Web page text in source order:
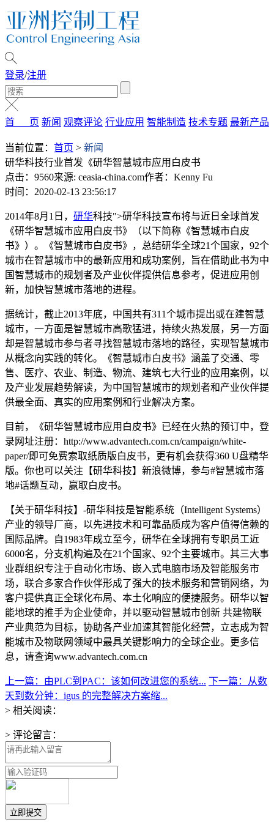
登录/注册
首 页 新闻 观察评论 行业应用 智能制造 技术专题 最新产品
当前位置： 首页 > 新闻
研华科技行业首发《研华智慧城市应用白皮书
点击：9560来源: ceasia-china.com作者：Kenny Fu
时间：2020-02-13 23:56:17
2014年8月1日， 研华科技">研华科技宣布将与近日全球首发
《研华智慧城市应用白皮书》（以下简称《智慧城市白皮
书》）。《智慧城市白皮书》，总结研华全球21个国家，92个
城市在智慧城市中的最新应用和成功案例，旨在借助此书为中
国智慧城市的规划者及产业伙伴提供信息参考，促进应用创
新，加快智慧城市落地的进程。
据统计，截止2013年底，中国共有311个城市提出或在建智慧
城市，一方面是智慧城市高歌猛进，持续火热发展，另一方面
却是智慧城市参与者寻找智慧城市落地的路径，实现智慧城市
从概念向实践的转化。《智慧城市白皮书》涵盖了交通、零
售、医疗、农业、制造、物流、建筑七大行业的应用案例，以
及产业发展趋势解读，为中国智慧城市的规划者和产业伙伴提
供最全面、真实的应用案例和行业解决方案。
目前，《研华智慧城市应用白皮书》已经在火热的预订中，登
录网址注册：http://www.advantech.com.cn/campaign/white-
paper/即可免费索取纸质版白皮书，更有机会获得360 U盘精华
版。你也可以关注【研华科技】新浪微博，参与#智慧城市落
地#话题互动，赢取白皮书。
【关于研华科技】-研华科技是智能系统（Intelligent Systems）
产业的领导厂商，以先进技术和可靠品质成为客户值得信赖的
国际品牌。自1983年成立至今，研华在全球拥有专职员工近
6000名，分支机构遍及在21个国家、92个主要城市。其三大事
业群组织专注于自动化市场、嵌入式电脑市场及智能服务市
场，联合多家合作伙伴形成了强大的技术服务和营销网络，为
客户提供真正全球化布局、本土化响应的便捷服务。研华以智
能地球的推手为企业使命，并以驱动智慧城市创新 共建物联
产业典范为目标，协助各产业加速其智能化经营，立志成为智
能城市及物联网领域中最具关键影响力的全球企业。更多信
息，请查询www.advantech.com.cn
上一篇：由PLC到PAC：该如何改进您的系统... 下一篇：从数
天到数分钟：igus 的完整解决方案缩...
> 相关阅读：
> 评论留言：